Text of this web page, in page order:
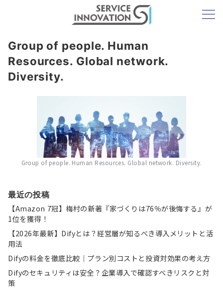
Group of people. Human
Resources. Global network.
Diversity.
Group of people. Human Resources. Global network. Diversity.
最近の投稿
【Amazon 7冠】梅村の新著『家づくりは76％が後悔する』が
1位を獲得！
【2026年最新】Difyとは？経営層が知るべき導入メリットと活
用法
Difyの料金を徹底比較｜プラン別コストと投資対効果の考え方
Difyのセキュリティは安全？企業導入で確認すべきリスクと対
策